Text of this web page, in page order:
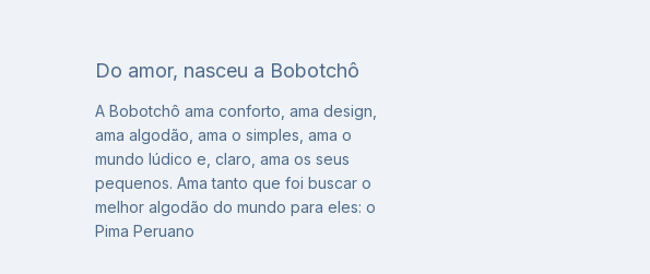
Do amor, nasceu a Bobotchô
A Bobotchô ama conforto, ama design,
ama algodão, ama o simples, ama o
mundo lúdico e, claro, ama os seus
pequenos. Ama tanto que foi buscar o
melhor algodão do mundo para eles: o
Pima Peruano